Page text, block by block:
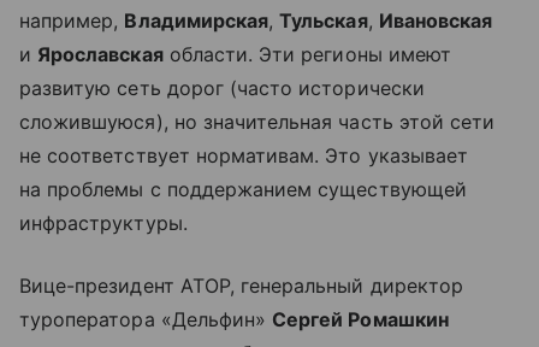
например, Владимирская,Тульская, Ивановская
и Ярославскаяобласти. Эти регионы имеют
развитую сеть дорог (часто исторически
сложившуюся), но значительная часть этой сети
не соответствует нормативам. Это указывает
на проблемы с поддержанием существующей
инфраструктуры.
Вице-президент АТОР, генеральный директор
туроператора «Дельфин» Сергей Ромашкин